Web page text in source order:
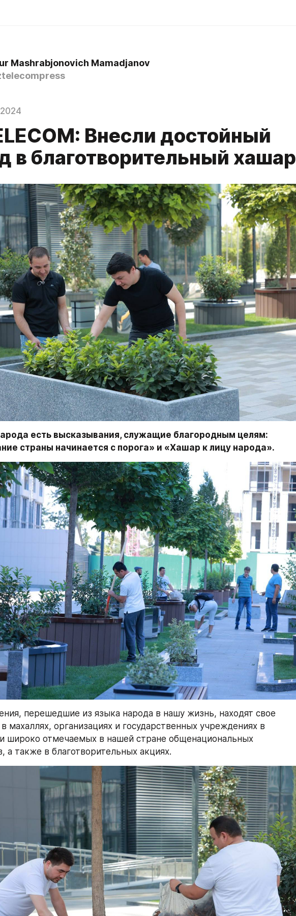
Mashrabjonovich Mamadjanov
Внесли достойный
в благотворительный хашар
есть высказывания, служащие благородным целям:
страны начинается с порога» и «Хашар к лицу народа».
перешедшие из языка народа в нашу жизнь, находят свое
махаллях, организациях и государственных учреждениях в
широко отмечаемых в нашей стране общенациональных
а также в благотворительных акциях.